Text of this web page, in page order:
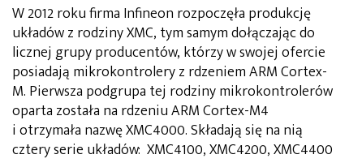
W 2012 roku firma Infineon rozpoczęła produkcję
układów z rodziny XMC, tym samym dołączając do
licznej grupy producentów, którzy w swojej ofercie
posiadają mikrokontrolery z rdzeniem ARM Cortex-
M. Pierwsza podgrupa tej rodziny mikrokontrolerów
oparta została na rdzeniu ARM Cortex-M4
i otrzymała nazwę XMC4000. Składają się na nią
cztery serie układów: XMC4100, XMC4200, XMC4400